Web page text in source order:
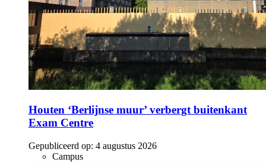
Houten ‘Berlijnse muur’ verbergt buitenkant
Exam Centre
Gepubliceerd op: 4 augustus 2026
Campus